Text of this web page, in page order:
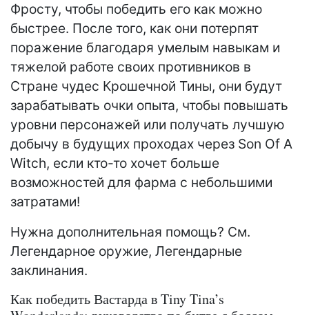
Фросту, чтобы победить его как можно
быстрее. После того, как они потерпят
поражение благодаря умелым навыкам и
тяжелой работе своих противников в
Стране чудес Крошечной Тины, они будут
зарабатывать очки опыта, чтобы повышать
уровни персонажей или получать лучшую
добычу в будущих проходах через Son Of A
Witch, если кто-то хочет больше
возможностей для фарма с небольшими
затратами!
Нужна дополнительная помощь? См.
Легендарное оружие, Легендарные
заклинания.
Как победить Вастарда в Tiny Tina’s